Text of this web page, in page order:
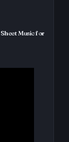
Sheet Music for